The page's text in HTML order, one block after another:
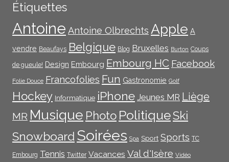
Étiquettes
Antoine Antoine Olbrechts Apple A
vendre Beaufays Belgique Blog Bruxelles Burton Coups
de gueule! Design Embourg Embourg HC Facebook
Folie Douce Francofolies Fun Gastronomie Golf
Hockey Informatique iPhone Jeunes MR Liège
MR Musique Photo PolitiqueSki
Snowboard Soirées Spa Sport Sports TC
Embourg Tennis Twitter Vacances Val d'Isère Vidéo